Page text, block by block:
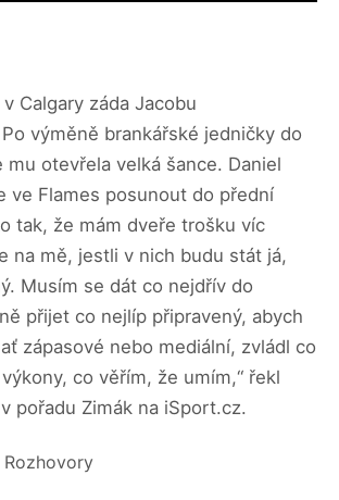
Calgary záda Jacobu
výměně brankářské jedničky do
mu otevřela velká šance. Daniel
ve Flames posunout do přední
tak, že mám dveře trošku víc
na mě, jestli v nich budu stát já,
Musím se dát co nejdřív do
přijet co nejlíp připravený, abych
zápasové nebo mediální, zvládl co
co věřím, že umím,“ řekl
pořadu Zimák na iSport.cz.
Rozhovory